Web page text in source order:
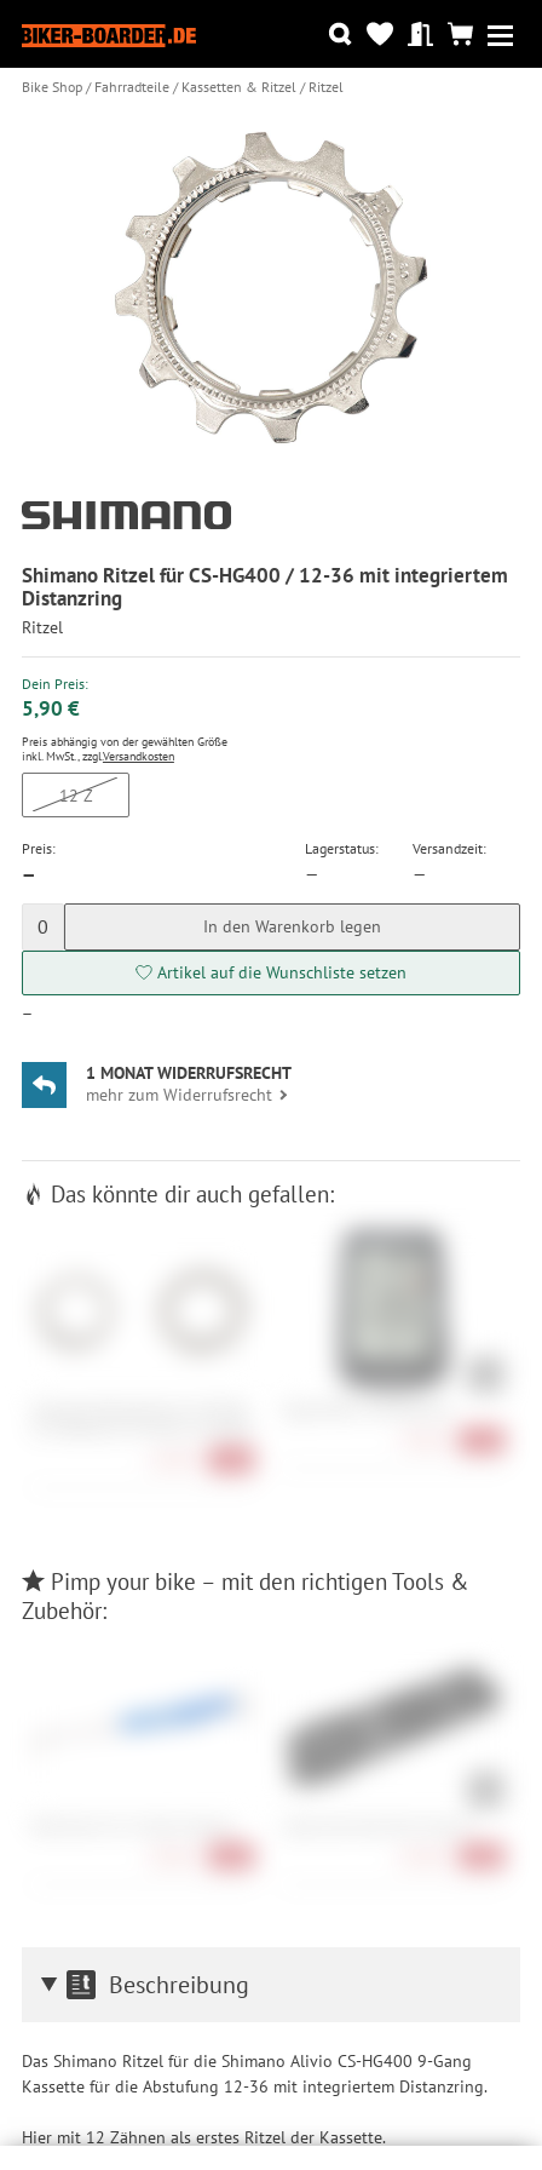
Bike Shop Fahrradteile Kassetten & Ritzel Ritzel
Shimano Ritzel für CS-HG400 / 12-36 mit integriertem
Distanzring
Ritzel
Dein Preis:
5,90 €
Preis abhängig von der gewählten Größe
inkl. MwSt., zzgl.Versandkosten
12 Z
Preis:
—
Lagerstatus:
—
Versandzeit:
—
0 In den Warenkorb legen
Artikel auf die Wunschliste setzen
—
1 MONAT WIDERRUFSRECHT
mehr zum Widerrufsrecht
Das könnte dir auch gefallen:
Pimp your bike – mit den richtigen Tools &
Zubehör:
Beschreibung
Das Shimano Ritzel für die Shimano Alivio CS-HG400 9-Gang
Kassette für die Abstufung 12-36 mit integriertem Distanzring.
Hier mit 12 Zähnen als erstes Ritzel der Kassette.